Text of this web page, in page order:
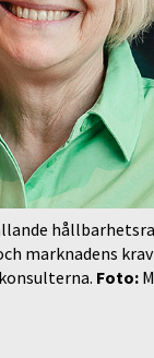
marknadens
Foto: